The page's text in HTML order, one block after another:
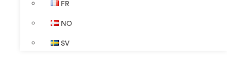
FR
NO
SV